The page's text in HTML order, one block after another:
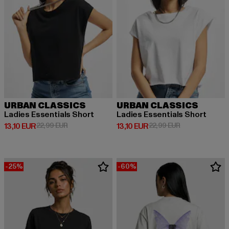
URBAN CLASSICS
Ladies Essentials Short
13,10 EUR
Derzeitiger Preis: 13,10 EUR
22,99 EURAktionspreis: 22,99 EUR
URBAN CLASSICS
Ladies Essentials Short
13,10 EUR
Derzeitiger Preis: 13,10 EUR
22,99 EURAktionspreis:
-25% -60%